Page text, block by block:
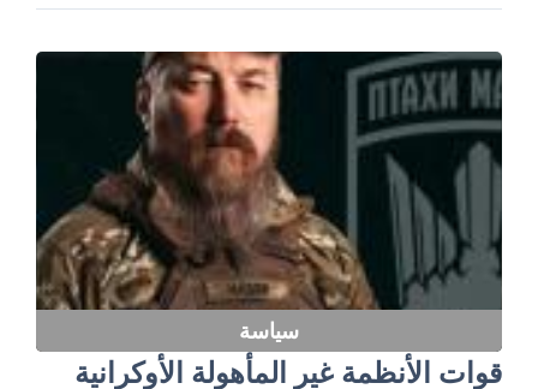
سياسة
قوات الأنظمة غير المأهولة الأوكرانية